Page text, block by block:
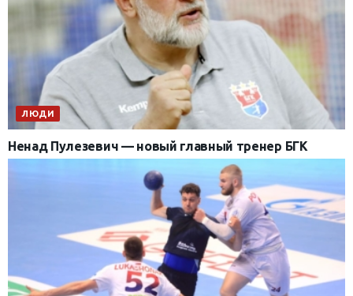
ЛЮДИ
Ненад Пулезевич — новый главный тренер БГК